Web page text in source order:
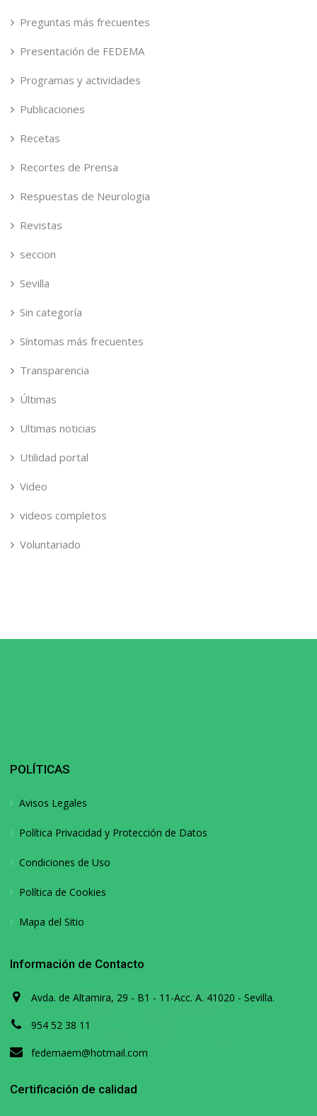
Preguntas más frecuentes
Presentación de FEDEMA
Programas y actividades
Publicaciones
Recetas
Recortes de Prensa
Respuestas de Neurologia
Revistas
seccion
Sevilla
Sin categoría
Síntomas más frecuentes
Transparencia
Últimas
Ultimas noticias
Utilidad portal
Video
videos completos
Voluntariado
POLÍTICAS
Avisos Legales
Política Privacidad y Protección de Datos
Condiciones de Uso
Política de Cookies
Mapa del Sitio
Información de Contacto
Avda. de Altamira, 29 - B1 - 11-Acc. A. 41020 - Sevilla.
954 52 38 11
fedemaem@hotmail.com
Certificación de calidad